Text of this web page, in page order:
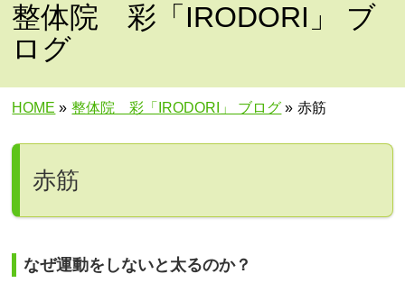
整体院 彩「IRODORI」 ブ
ログ
HOME » 整体院 彩「IRODORI」 ブログ » 赤筋
赤筋
なぜ運動をしないと太るのか？